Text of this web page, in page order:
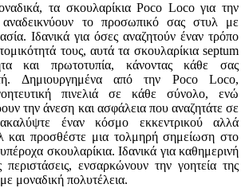
τα σκουλαρίκια Poco Loco για την
αναδεικνύουν το προσωπικό σας στυλ με
Ιδανικά για όσες αναζητούν έναν τρόπο
τους, αυτά τα σκουλαρίκια septum
και πρωτοτυπία, κάνοντας κάθε σας
Δημιουργημένα από την Poco Loco,
πινελιά σε κάθε σύνολο, ενώ
την άνεση και ασφάλεια που αναζητάτε σε
έναν κόσμο εκκεντρικού αλλά
και προσθέστε μια τολμηρή σημείωση στο
σκουλαρίκια. Ιδανικά για καθημερινή
περιστάσεις, ενσαρκώνουν την γοητεία της
μοναδική πολυτέλεια.